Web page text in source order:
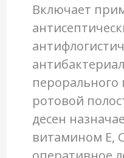
Включает
ротовой
десен
витамином Е,